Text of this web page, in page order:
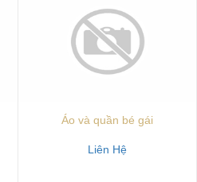
Áo và quần bé gái
Liên Hệ